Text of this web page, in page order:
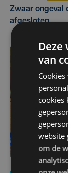
Zwaar ongeval
afgesloten
van
cookies
website
om de